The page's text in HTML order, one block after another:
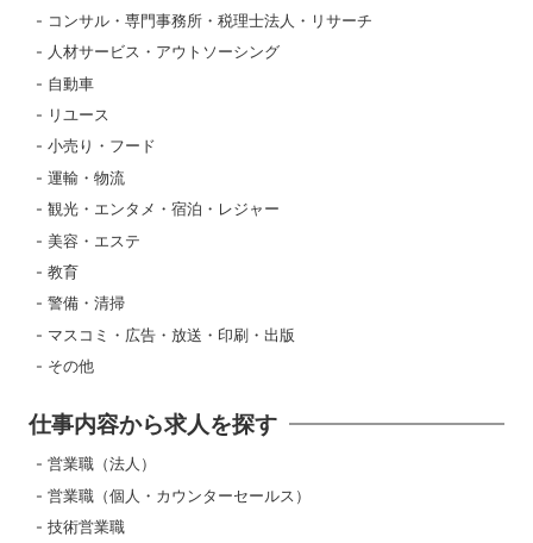
コンサル・専門事務所・税理士法人・リサーチ
人材サービス・アウトソーシング
自動車
リユース
小売り・フード
運輸・物流
観光・エンタメ・宿泊・レジャー
美容・エステ
教育
警備・清掃
マスコミ・広告・放送・印刷・出版
その他
仕事内容から求人を探す
営業職（法人）
営業職（個人・カウンターセールス）
技術営業職